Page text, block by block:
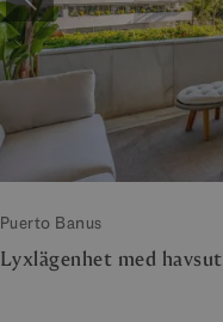
Föregående
Puerto Banus
Lyxlägenhet med